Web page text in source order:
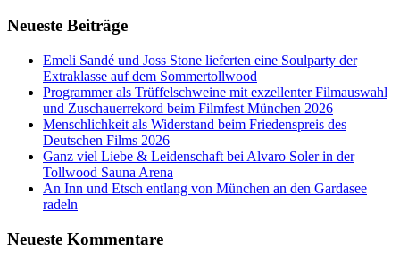
Neueste Beiträge
Emeli Sandé und Joss Stone lieferten eine Soulparty der
Extraklasse auf dem Sommertollwood
Programmer als Trüffelschweine mit exzellenter Filmauswahl
und Zuschauerrekord beim Filmfest München 2026
Menschlichkeit als Widerstand beim Friedenspreis des
Deutschen Films 2026
Ganz viel Liebe & Leidenschaft bei Alvaro Soler in der
Tollwood Sauna Arena
An Inn und Etsch entlang von München an den Gardasee
radeln
Neueste Kommentare